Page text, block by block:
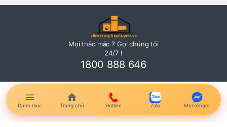
Mọi thắc mắc ? Gọi chúng tôi
24/7 !
1800 888 646
Trang chủ
Danh mục Hotline Zalo Messenger